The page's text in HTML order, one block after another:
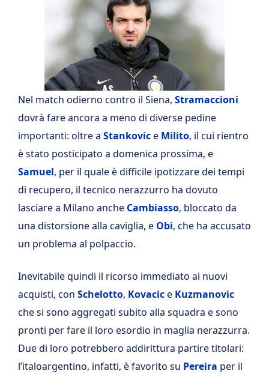
Nel match odierno contro il Siena, Stramaccioni
dovrà fare ancora a meno di diverse pedine
importanti: oltre a Stankovice Milito, il cui rientro
è stato posticipato a domenica prossima, e
Samuel, per il quale è difficile ipotizzare dei tempi
di recupero, il tecnico nerazzurro ha dovuto
lasciare a Milano anche Cambiasso, bloccato da
una distorsione alla caviglia, e Obi, che ha accusato
un problema al polpaccio.
Inevitabile quindi il ricorso immediato ai nuovi
acquisti, con Schelotto, Kovacice Kuzmanovic
che si sono aggregati subito alla squadra e sono
pronti per fare il loro esordio in maglia nerazzurra.
Due di loro potrebbero addirittura partire titolari:
l’italoargentino, infatti, è favorito su Pereira per il